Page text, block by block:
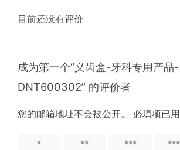
目前还没有评价
成为第一个“义齿盒-牙科专用产品-
DNT600302” 的评价者
您的邮箱地址不会被公开。 必填项已用
1 星
2 星
3 星
4 星